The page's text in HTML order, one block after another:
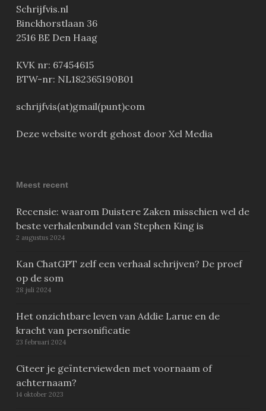
Schrijfvis.nl
Binckhorstlaan 36
2516 BE Den Haag
KVK nr: 67454615
BTW-nr: NL182365190B01
schrijfvis(at)gmail(punt)com
Deze website wordt gehost door Xel Media
Meest recent
Recensie: waarom Duistere Zaken misschien wel de
beste verhalenbundel van Stephen King is
2 augustus 2024
Kan ChatGPT zelf een verhaal schrijven? De proef
op de som
28 juli 2024
Het onzichtbare leven van Addie Larue en de
kracht van personificatie
23 februari 2024
Citeer je geïnterviewden met voornaam of
achternaam?
14 oktober 2023